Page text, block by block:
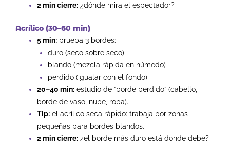
2 min cierre: ¿dónde mira el espectador?
Acrílico (30–60 min)
5 min: prueba 3 bordes:
duro (seco sobre seco)
blando (mezcla rápida en húmedo)
perdido (igualar con el fondo)
20–40 min: estudio de “borde perdido” (cabello,
borde de vaso, nube, ropa).
Tip: el acrílico seca rápido: trabaja por zonas
pequeñas para bordes blandos.
2 min cierre: ¿el borde más duro está donde debe?